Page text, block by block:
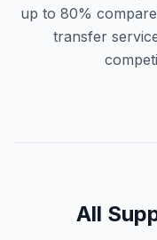
up to 80%
transfer
All